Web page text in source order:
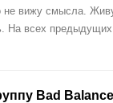
не вижу смысла.
На всех
Bad